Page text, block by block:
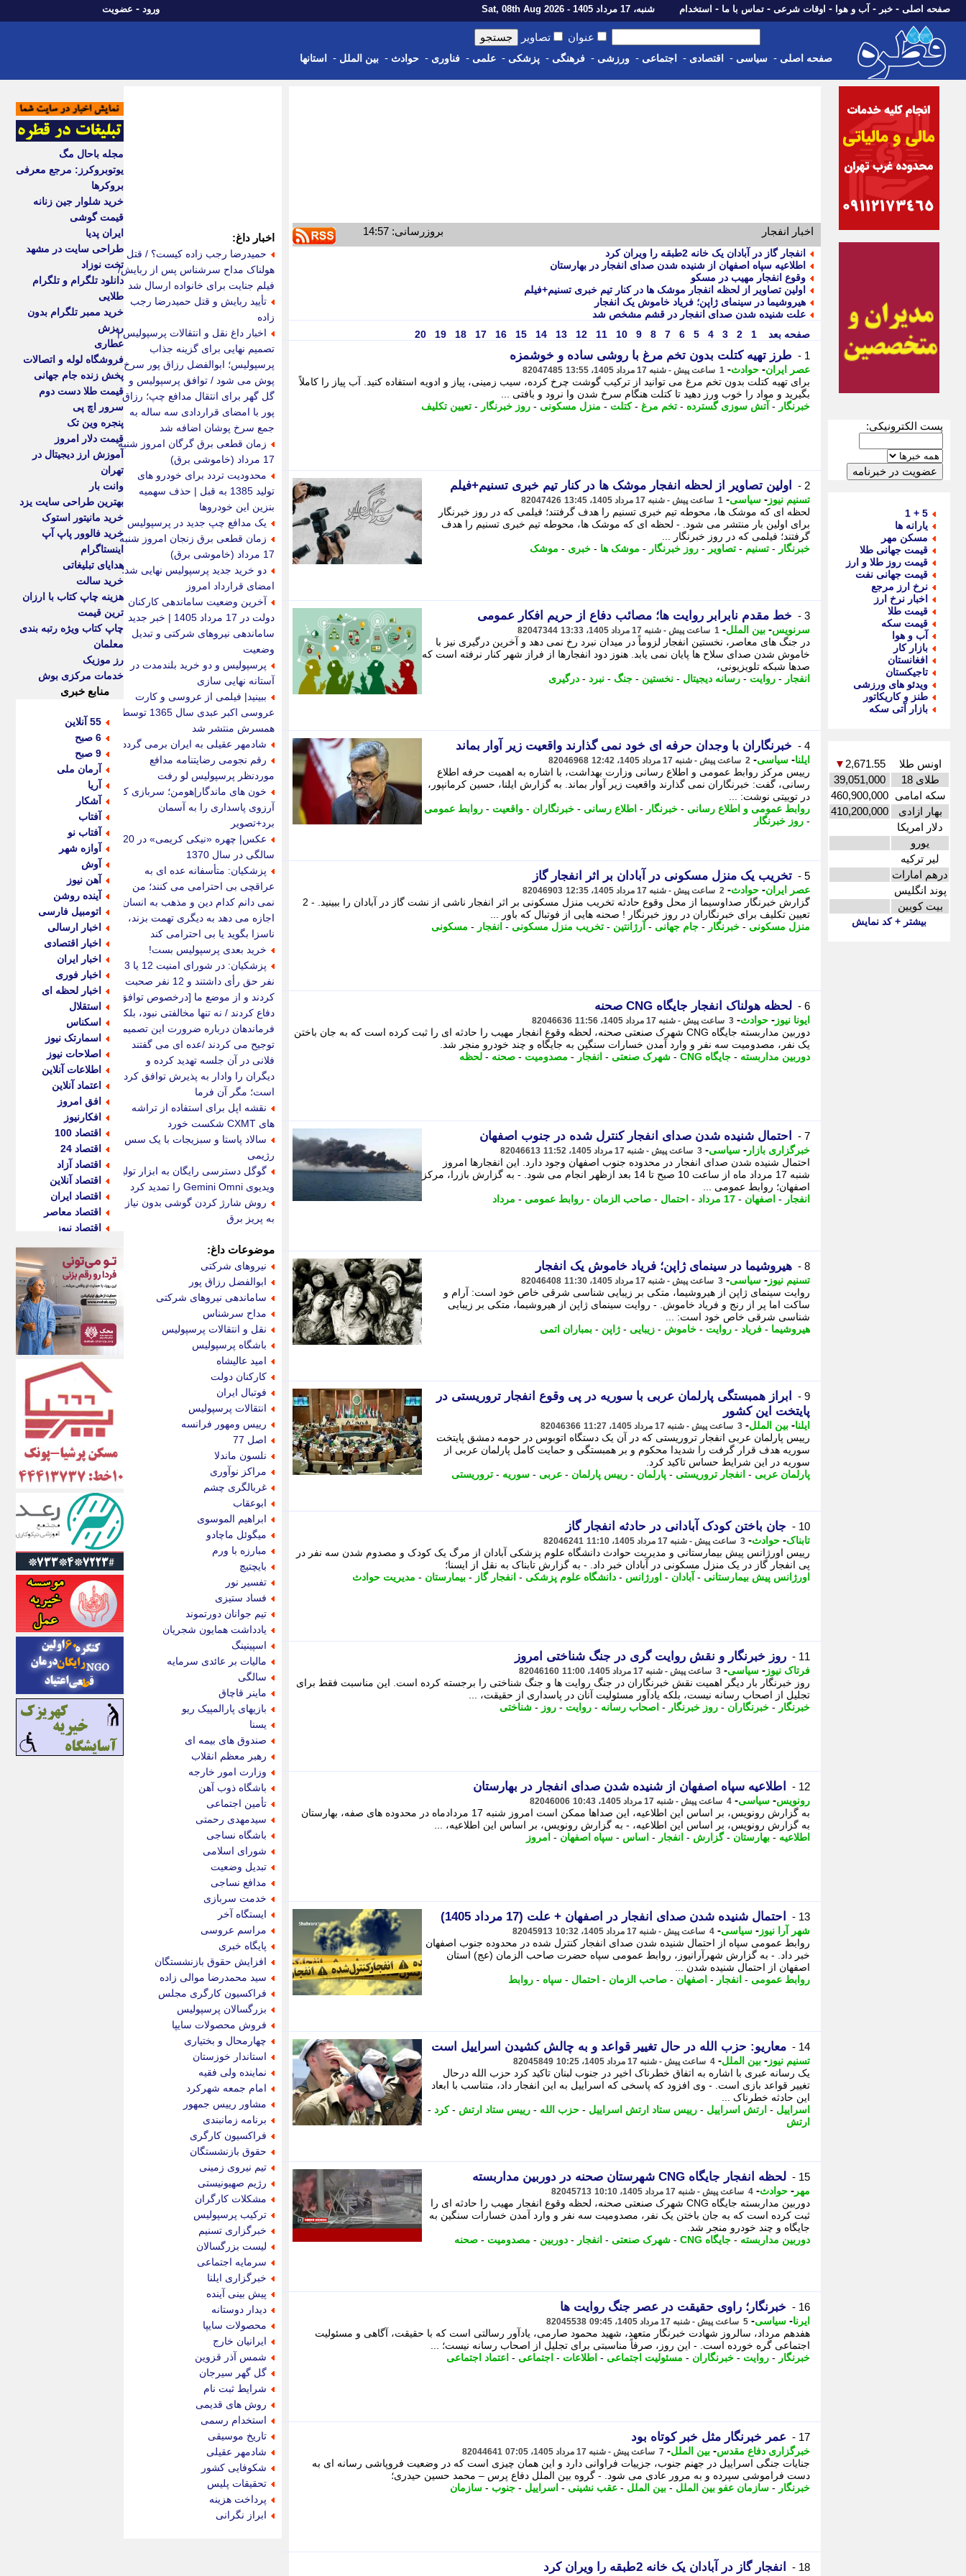
صفحه اصلی - خبر - آب و هوا - اوقات شرعی - تماس با ما - استخدام شنبه، 17 مرداد 1405 - Sat, 08th Aug 2026 ورود - عضویت
عنوان تصاویر
صفحه اصلی - سیاسی - اقتصادی - اجتماعی - ورزشی - فرهنگی - پزشکی - علمی - فناوری - حوادث - بین الملل - استانها
پست الکترونیکی:
5 + 1
یارانه ها
مسکن مهر
قیمت جهانی طلا
قیمت روز طلا و ارز
قیمت جهانی نفت
نرخ ارز مرجع
اخبار نرخ ارز
قیمت طلا
قیمت سکه
آب و هوا
بازار کار
افغانستان
تاجیکستان
ویدئو های ورزشی
طنز و کاریکاتور
بازار آتی سکه
اونس طلا 2,671.55
▼
طلای 18
39,051,000
سکه امامی 460,900,000
بهار ازادی
410,200,000
دلار امریکا
یورو
لیر ترکیه
درهم امارات
پوند انگلیس
بیت کویین
بیشتر + کد نمایش
اخبار انفجار بروزرسانی: 14:57
انفجار گاز در آبادان یک خانه 2طبقه را ویران کرد
اطلاعیه سپاه اصفهان از شنیده شدن صدای انفجار در بهارستان
وقوع انفجار مهیب در مسکو
اولین تصاویر از لحظه انفجار موشک ها در کنار تیم خبری تسنیم+فیلم
هیروشیما در سینمای ژاپن؛ فریاد خاموش یک انفجار
علت شنیده شدن صدای انفجار در قشم مشخص شد
صفحه بعد
1
2
3
4
5
6
7
8
9
10
11
12
13
14
15
16
17
18
19
20
1 - طرز تهیه کتلت بدون تخم مرغ با روشی ساده و خوشمزه
عصر ایران- حوادث- 1 ساعت پیش - شنبه 17 مرداد 1405، 13:55 82047485
برای تهیه کتلت بدون تخم مرغ می توانید از ترکیب گوشت چرخ کرده، سیب زمینی، پیاز و ادویه استفاده کنید. آب پیاز را کاملاً
بگیرید و مواد را خوب ورز دهید تا کتلت هنگام سرخ شدن وا نرود و بافتی ...
خبرنگار - آتش سوزی گسترده - تخم مرغ -کتلت - منزل مسکونی - روز خبرنگار - تعیین تکلیف
2 - اولین تصاویر از لحظه انفجار موشک ها در کنار تیم خبری تسنیم+فیلم
تسنیم نیوز - سیاسی- 1 ساعت پیش - شنبه 17 مرداد 1405، 13:45 82047426
لحظه ای که موشک ها، محوطه تیم خبری تسنیم را هدف گرفتند؛ فیلمی که در روز خبرنگار
برای اولین بار منتشر می شود. - لحظه ای که موشک ها، محوطه تیم خبری تسنیم را هدف
گرفتند؛ فیلمی که در روز خبرنگار ...
خبرنگار - تسنیم - تصاویر - روز خبرنگار - موشک ها - خبری - موشک
3 - خط مقدم نابرابر روایت ها؛ مصائب دفاع از حریم افکار عمومی
سرنویس- بین الملل- 1 ساعت پیش - شنبه 17 مرداد 1405، 13:33 82047344
در جنگ های معاصر، نخستین انفجار لزوماً در میدان نبرد رخ نمی دهد و آخرین درگیری نیز با
خاموش شدن صدای سلاح ها پایان نمی یابد. هنوز دود انفجارها از فراز شهر کنار نرفته است که
صدها شبکه تلویزیونی،
انفجار - روایت - رسانه دیجیتال - نخستین - جنگ - نبرد - درگیری
4 - خبرنگاران با وجدان حرفه ای خود نمی گذارند واقعیت زیر آوار بماند
ایلنا- سیاسی- 2 ساعت پیش - شنبه 17 مرداد 1405، 12:42 82046968
رییس مرکز روابط عمومی و اطلاع رسانی وزارت بهداشت، با اشاره به اهمیت حرفه اطلاع
رسانی، گفت: خبرنگاران نمی گذارند واقعیت زیر آوار بماند. به گزارش ایلنا، حسین کرمانپور،
در توییتی نوشت: ...
روابط عمومی و اطلاع رسانی - خبرنگار - اطلاع رسانی - خبرنگاران - واقعیت - روابط عمومی
- روز خبرنگار
5 - تخریب یک منزل مسکونی در آبادان بر اثر انفجار گاز
عصر ایران- حوادث- 2 ساعت پیش - شنبه 17 مرداد 1405، 12:35 82046903
گزارش خبرنگار صداوسیما از محل وقوع حادثه تخریب منزل مسکونی بر اثر انفجار ناشی از نشت گاز در آبادان را ببینید. - 2
تعیین تکلیف برای خبرنگاران در روز خبرنگار ! صحنه هایی از فوتبال که باور ...
منزل مسکونی - خبرنگار - جام جهانی - آرژانتین - تخریب منزل مسکونی - انفجار - مسکونی
6 - لحظه هولناک انفجار جایگاه CNG صحنه
ایونا نیوز - حوادث- 3 ساعت پیش - شنبه 17 مرداد 1405، 11:56 82046636
دوربین مداربسته جایگاه CNG شهرک صنعتی صحنه، لحظه وقوع انفجار مهیب را حادثه ای را ثبت کرده است که به جان باختن
یک نفر، مصدومیت سه نفر و وارد آمدن خسارات سنگین به جایگاه و چند خودرو منجر شد.
دوربین مداربسته - جایگاه CNG - شهرک صنعتی - انفجار - مصدومیت - صحنه - لحظه
7 - احتمال شنیده شدن صدای انفجار کنترل شده در جنوب اصفهان
خبرگزاری بازار - سیاسی- 3 ساعت پیش - شنبه 17 مرداد 1405، 11:52 82046613
احتمال شنیده شدن صدای انفجار در محدوده جنوب اصفهان وجود دارد. این انفجارها امروز
شنبه 17 مرداد ماه از ساعت 10 صبح تا 14 بعد ازظهر انجام می شود. - به گزارش بازرا، مرکز
اصفهان؛ روابط عمومی ...
انفجار - اصفهان - 17 مرداد - احتمال - صاحب الزمان - روابط عمومی - مرداد
8 - هیروشیما در سینمای ژاپن؛ فریاد خاموش یک انفجار
تسنیم نیوز - سیاسی- 3 ساعت پیش - شنبه 17 مرداد 1405، 11:30 82046408
روایت سینمای ژاپن از هیروشیما، متکی بر زیبایی شناسی شرقی خاص خود است: آرام و
ساکت اما پر از رنج و فریاد خاموش. - روایت سینمای ژاپن از هیروشیما، متکی بر زیبایی
شناسی شرقی خاص خود است: ...
هیروشیما - فریاد - روایت - خاموش - زیبایی - ژاپن - بمباران اتمی
9 -
ابراز همبستگی پارلمان عربی با سوریه در پی وقوع انفجار تروریستی در
پایتخت این کشور
ایلنا- بین الملل- 3 ساعت پیش - شنبه 17 مرداد 1405، 11:27 82046366
رییس پارلمان عربی انفجار تروریستی که در آن یک دستگاه اتوبوس در حومه دمشق پایتخت
سوریه هدف قرار گرفت را شدیدا محکوم و بر همبستگی و حمایت کامل پارلمان عربی از
سوریه در این شرایط حساس تاکید کرد.
پارلمان عربی - انفجار تروریستی - پارلمان - رییس پارلمان - عربی - سوریه - تروریستی
10 - جان باختن کودک آبادانی در حادثه انفجار گاز
تابناک- حوادث- 3 ساعت پیش - شنبه 17 مرداد 1405، 11:10 82046241
رییس اورژانس پیش بیمارستانی و مدیریت حوادث دانشگاه علوم پزشکی آبادان از مرگ یک کودک و مصدوم شدن سه نفر در
پی انفجار گاز در یک منزل مسکونی در آبادان خبر داد. - به گزارش تابناک به نقل از ایسنا؛
اورژانس پیش بیمارستانی - آبادان - اورژانس - دانشگاه علوم پزشکی - انفجار گاز - بیمارستان - مدیریت حوادث
11 - روز خبرنگار و نقش روایت گری در جنگ شناختی امروز
فرتاک نیوز - سیاسی- 3 ساعت پیش - شنبه 17 مرداد 1405، 11:00 82046160
روز خبرنگار بار دیگر اهمیت نقش خبرنگاران در جنگ روایت ها و جنگ شناختی را برجسته کرده است. این مناسبت فقط برای
تجلیل از اصحاب رسانه نیست، بلکه یادآور مسئولیت آنان در پاسداری از حقیقت، ...
خبرنگار - خبرنگاران - روز خبرنگار - اصحاب رسانه - روایت - روز - شناختی
12 - اطلاعیه سپاه اصفهان از شنیده شدن صدای انفجار در بهارستان
رونویس- سیاسی- 4 ساعت پیش - شنبه 17 مرداد 1405، 10:43 82046006
به گزارش رونویس، بر اساس این اطلاعیه، این صداها ممکن است امروز شنبه 17 مردادماه در محدوده های صفه، بهارستان
به گزارش رونویس، بر اساس این اطلاعیه، - به گزارش رونویس، بر اساس این اطلاعیه، ...
اطلاعیه - بهارستان -گزارش - انفجار - اساس - سپاه اصفهان - امروز
13 - احتمال شنیده شدن صدای انفجار در اصفهان + علت (17 مرداد 1405)
شهر آرا نیوز - سیاسی- 4 ساعت پیش - شنبه 17 مرداد 1405، 10:32 82045913
روابط عمومی سپاه از احتمال شنیده شدن صدای انفجار کنترل شده در محدوده جنوب اصفهان
خبر داد. - به گزارش شهرآرانیوز، روابط عمومی سپاه حضرت صاحب الزمان (عج) استان
اصفهان از احتمال شنیده شدن ...
روابط عمومی - انفجار - اصفهان - صاحب الزمان - احتمال - سپاه - روابط
14 - معاریو: حزب الله در حال تغییر قواعد و به چالش کشیدن اسراییل است
تسنیم نیوز - بین الملل- 4 ساعت پیش - شنبه 17 مرداد 1405، 10:25 82045849
یک رسانه عبری با اشاره به اتفاق خطرناک اخیر در جنوب لبنان تاکید کرد حزب الله درحال
تغییر قواعد بازی است. - وی افزود که پاسخی که اسراییل به این انفجار داد، متناسب با ابعاد
این حادثه خطرناک ...
اسراییل - ارتش اسراییل - رییس ستاد ارتش اسراییل - حزب الله - رییس ستاد ارتش -کرد -
ارتش
15 - لحظه انفجار جایگاه CNG شهرستان صحنه در دوربین مداربسته
مهر - حوادث- 4 ساعت پیش - شنبه 17 مرداد 1405، 10:10 82045713
دوربین مداربسته جایگاه CNG شهرک صنعتی صحنه، لحظه وقوع انفجار مهیب را حادثه ای را
ثبت کرده است که به جان باختن یک نفر، مصدومیت سه نفر و وارد آمدن خسارات سنگین به
جایگاه و چند خودرو منجر شد.
دوربین مداربسته - جایگاه CNG - شهرک صنعتی - انفجار - دوربین - مصدومیت - صحنه
16 - خبرنگار؛ راوی حقیقت در عصر جنگ روایت ها
ایرنا- سیاسی- 5 ساعت پیش - شنبه 17 مرداد 1405، 09:45 82045538
هفدهم مرداد، سالروز شهادت خبرنگار متعهد، شهید محمود صارمی، یادآور رسالتی است که با حقیقت، آگاهی و مسئولیت
اجتماعی گره خورده است. - این روز، صرفاً مناسبتی برای تجلیل از اصحاب رسانه نیست؛ ...
خبرنگار - روایت - خبرنگاران - مسئولیت اجتماعی - اطلاعات - اجتماعی - اعتماد اجتماعی
17 - عمر خبرنگار مثل خبر کوتاه بود
خبرگزاری دفاع مقدس- بین الملل- 7 ساعت پیش - شنبه 17 مرداد 1405، 07:05 82044641
جنایات جنگی اسراییل در جهنم جنوب، جزییات فراوانی دارد و این همان چیزی است که در وضعیت فروپاشی رسانه ای به
دست فراموشی سپرده و به مرور عادی می شود. - گروه بین الملل دفاع پرس – محمد حسین حیدری؛
خبرنگار - سازمان عفو بین الملل - بین الملل - عقب نشینی - اسراییل - جنوب - سازمان
18 - انفجار گاز در آبادان یک خانه 2طبقه را ویران کرد
اخبار داغ:
حمیدرضا رجب زاده کیست؟ / قتل
هولناک مداح سرشناس پس از ربایش/
فیلم جنایت برای خانواده ارسال شد
تأیید ربایش و قتل حمیدرضا رجب
زاده
اخبار داغ نقل و انتقالات پرسپولیس |
تصمیم نهایی برای گزینه جذاب
پرسپولیس؛ ابوالفضل رزاق پور سرخ
پوش می شود / توافق پرسپولیس و
گل گهر برای انتقال مدافع چپ؛ رزاق
پور با امضای قراردادی سه ساله به
جمع سرخ پوشان اضافه شد
زمان قطعی برق گرگان امروز شنبه
17 مرداد (خاموشی برق)
محدودیت تردد برای خودرو های
تولید 1385 به قبل | حذف سهمیه
بنزین این خودروها
یک مدافع چپ جدید در پرسپولیس
زمان قطعی برق زنجان امروز شنبه
17 مرداد (خاموشی برق)
دو خرید جدید پرسپولیس نهایی شد؛
امضای قرارداد امروز
آخرین وضعیت ساماندهی کارکنان
دولت در 17 مرداد 1405 | خبر جدید
ساماندهی نیروهای شرکتی و تبدیل
وضعیت
پرسپولیس و دو خرید بلندمدت در
آستانه نهایی سازی
ببینید| فیلمی از عروسی و کارت
عروسی اکبر عبدی سال 1365 توسط
همسرش منتشر شد
شادمهر عقیلی به ایران برمی گردد؟
رقم نجومی رضایتنامه مدافع
موردنظر پرسپولیس لو رفت
خون های ماندگار|هومن؛ سربازی که
آرزوی پاسداری را به آسمان
برد+تصویر
عکس| چهره «نیکی کریمی» در 20
سالگی در سال 1370
پزشکیان: متأسفانه عده ای به
عراقچی بی احترامی می کنند؛ من
نمی دانم کدام دین و مذهب به انسان
اجازه می دهد به دیگری تهمت بزند،
ناسزا بگوید یا بی احترامی کند
خرید بعدی پرسپولیس بست!
پزشکیان: در شورای امنیت 12 یا 13
نفر حق رأی داشتند و 12 نفر صحبت
کردند و از موضع ما [درخصوص توافق]
دفاع کردند / نه تنها مخالفتی نبود، بلکه
فرماندهان درباره ضرورت این تصمیم
توجیح می کردند /عده ای می گفتند
فلانی در آن جلسه تهدید کرده و
دیگران را وادار به پذیرش توافق کرده
است؛ مگر آن فرما
نقشه اپل برای استفاده از تراشه
های CXMT شکست خورد
سالاد پاستا و سبزیجات با یک سس
رژیمی
گوگل دسترسی رایگان به ابزار تولید
ویدیوی Gemini Omni را تمدید کرد
روش شارژ کردن گوشی بدون نیاز
به پریز برق
موضوعات داغ:
نیروهای شرکتی
ابوالفضل رزاق پور
ساماندهی نیروهای شرکتی
مداح سرشناس
نقل و انتقالات پرسپولیس
باشگاه پرسپولیس
امید عالیشاه
کارکنان دولت
فوتبال ایران
انتقالات پرسپولیس
رییس ومهور فرانسه
اصل 77
نلسون ماندلا
مراکز نوآوری
غربالگری چشم
ابوعقاب
ابراهیم الموسوی
میگوئل ماچادو
مبارزه با ورم
بایچتیچ
تفسیر نور
فساد ستیزی
تیم جوانان دورتموند
یادداشت همایون شجریان
اسپینینگ
مالیات بر عائدی سرمایه
سالگی
ماینر قاچاق
بازیهای پارالمپیک ریو
یسنا
صندوق های بیمه ای
رهبر معظم انقلاب
وزارت امور خارجه
باشگاه ذوب آهن
تأمین اجتماعی
سیدمهدی رحمتی
باشگاه نساجی
شورای اسلامی
تبدیل وضعیت
مدافع نساجی
خدمت سربازی
ایستگاه آخر
مراسم عروسی
پایگاه خبری
افزایش حقوق بازنشستگان
سید محمدرضا موالی زاده
فراکسیون کارگری مجلس
بزرگسالان پرسپولیس
فروش محصولات سایپا
چهارمحال و بختیاری
استاندار خوزستان
نماینده ولی فقیه
امام جمعه شهرکرد
مشاور رییس جمهور
برنامه زمانبندی
فراکسیون کارگری
حقوق بازنشستگان
تیم نیروی زمینی
رژیم صهیونیستی
مشکلات کارگران
ترکیب پرسپولیس
خبرگزاری تسنیم
لیست بزرگسالان
سرمایه اجتماعی
خبرگزاری ایلنا
پیش بینی آینده
دیدار دوستانه
محصولات سایپا
ایرانیان خارج
شمس آذر قزوین
گل گهر سیرجان
شرایط ثبت نام
روش های قدیمی
استخدام رسمی
تاریخ موسیقی
شادمهر عقیلی
شکوفایی کشور
تحقیقات پلیس
پرداخت هزینه
ابراز نگرانی
مجله باحال مگ
یوتوبروکرز: مرجع معرفی
بروکرها
خرید شلوار جین زنانه
قیمت گوشی
ایران پدیا
طراحی سایت در مشهد
تخت نوزاد
دانلود تلگرام و تلگرام
طلایی
خرید ممبر تلگرام بدون
ریزش
عطاری
فروشگاه لوله و اتصالات
پخش زنده جام جهانی
قیمت طلا دست دوم
سرور اچ پی
پنجره وین تک
قیمت دلار امروز
آموزش ارز دیجیتال در
تهران
وانت بار
بهترین طراحی سایت یزد
خرید مانیتور استوک
خرید فالوور پاپ آپ
اینستاگرام
هدایای تبلیغاتی
خرید سالت
هزینه چاپ کتاب با ارزان
ترین قیمت
چاپ کتاب ویژه رتبه بندی
معلمان
رز موزیک
خدمات مرکزی بوش
منابع خبری
55 آنلاین
6 صبح
9 صبح
آرمان ملی
آریا
آشکار
آفتاب
آفتاب نو
آوازه شهر
آوش
آهن نیوز
آینده روشن
اتومبیل فارسی
اخبار ارسالی
اخبار اقتصادی
اخبار ایران
اخبار فوری
اخبار لحظه ای
استقلال
اسکناس
اسمارتک نیوز
اصلاحات نیوز
اطلاعات آنلاین
اعتماد آنلاین
افق امروز
افکارنیوز
اقتصاد 100
اقتصاد 24
اقتصاد آزاد
اقتصاد آنلاین
اقتصاد ایران
اقتصاد معاصر
اقتصاد نیوز
اکوفارس
اکونگار
اکونیوز
الف
انتشار آنلاین
اندیشه قرن
اندیشه معاصر
اندیشه ها
انرژی پرس
ای استخدام
ایتنا
ایراف
ایران آرت
ایران آنلاین
ایران زندگی
ایران فوری
ایرانی روز
ایرانیتال
ایرنا
ایسکانیوز
ایسنا
ایکنا
ایلنا
اینتیتر
ایونا نیوز
بازتاب آنلاین
باشگاه خبرنگاران
باغستان نیوز
بامبوک
ببین و بخون
بدینسان
بنکر